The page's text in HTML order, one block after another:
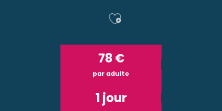
Ajouter aux
78 €
par adulte
1 jour